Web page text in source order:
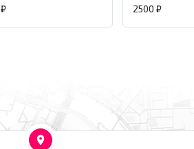
2500 ₽